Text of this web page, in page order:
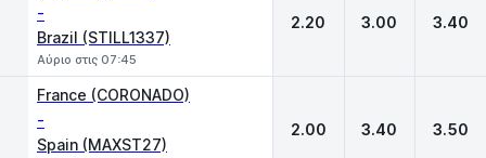
-
Brazil (STILL1337)
Αύριο στις 07:45
2.20 3.00 3.40
France (CORONADO)
-
Spain (MAXST27)
2.00 3.40 3.50